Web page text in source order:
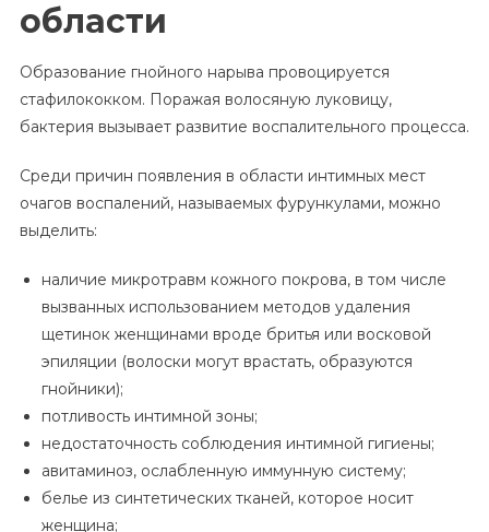
области
Образование гнойного нарыва провоцируется
стафилококком. Поражая волосяную луковицу,
бактерия вызывает развитие воспалительного процесса.
Среди причин появления в области интимных мест
очагов воспалений, называемых фурункулами, можно
выделить:
наличие микротравм кожного покрова, в том числе
вызванных использованием методов удаления
щетинок женщинами вроде бритья или восковой
эпиляции (волоски могут врастать, образуются
гнойники);
потливость интимной зоны;
недостаточность соблюдения интимной гигиены;
авитаминоз, ослабленную иммунную систему;
белье из синтетических тканей, которое носит
женщина;